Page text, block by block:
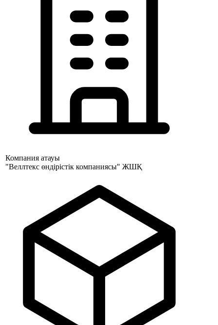
Компания атауы
"Веллтекс өндірістік компаниясы" ЖШҚ